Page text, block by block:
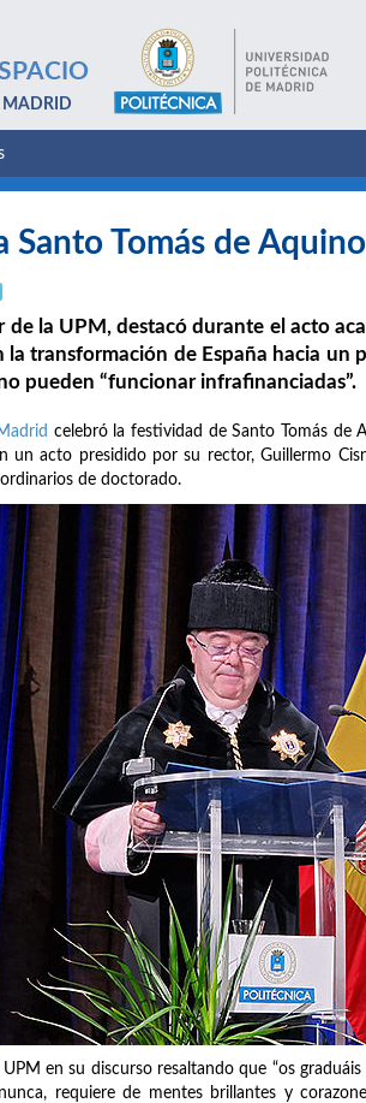
MADRID
Santo Tomás de Aquino
de la UPM, destacó durante el acto
transformación de España hacia un
pueden “funcionar infrafinanciadas”.
celebró la festividad de Santo Tomás de
un acto presidido por su rector, Guillermo
de doctorado.
en su discurso resaltando que “os
requiere de mentes brillantes y